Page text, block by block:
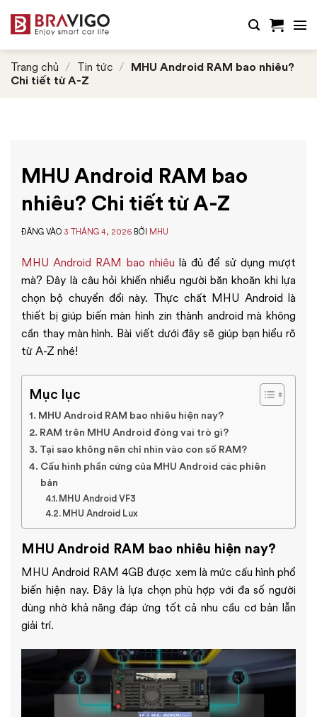
qua
dungTrang chủ / Tin tức / MHU Android RAM bao nhiêu?
Chi tiết từ A-Z
MHU Android RAM bao
nhiêu? Chi tiết từ A-Z
ĐĂNG VÀO 3 THÁNG 4, 2026 BỞI MHU
MHU Android RAM bao nhiêulà đủ để sử dụng mượt
mà? Đây là câu hỏi khiến nhiều người băn khoăn khi lựa
chọn bộ chuyển đổi này. Thực chất MHU Android là
thiết bị giúp biến màn hình zin thành android mà không
cần thay màn hình. Bài viết dưới đây sẽ giúp bạn hiểu rõ
từ A-Z nhé!
Mục lục
MHU Android RAM bao nhiêu hiện nay?
RAM trên MHU Android đóng vai trò gì?
Tại sao không nên chỉ nhìn vào con số RAM?
Cấu hình phần cứng của MHU Android các phiên
bản
MHU Android VF3
MHU Android Lux
MHU Android RAM bao nhiêu hiện nay?
MHU Android RAM 4GB được xem là mức cấu hình phổ
biến hiện nay. Đây là lựa chọn phù hợp với đa số người
dùng nhờ khả năng đáp ứng tốt cả nhu cầu cơ bản lẫn
giải trí.